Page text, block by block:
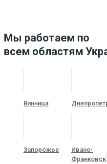
Мы работаем по
всем областям
Винница
Запорожье
Ивано-
Франковск